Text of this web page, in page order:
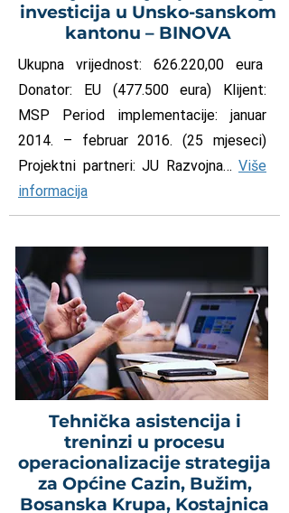
investicija u Unsko-sanskom
kantonu – BINOVA
Ukupna vrijednost: 626.220,00 eura
Donator: EU (477.500 eura) Klijent:
MSP Period implementacije: januar
2014. – februar 2016. (25 mjeseci)
Projektni partneri: JU Razvojna… Više
informacija
Tehnička asistencija i
treninzi u procesu
operacionalizacije strategija
za Općine Cazin, Bužim,
Bosanska Krupa, Kostajnica